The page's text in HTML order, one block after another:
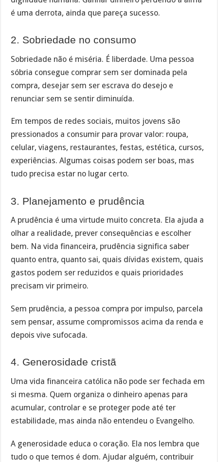
é uma derrota, ainda que pareça sucesso.
2. Sobriedade no consumo
Sobriedade não é miséria. É liberdade. Uma pessoa
sóbria consegue comprar sem ser dominada pela
compra, desejar sem ser escrava do desejo e
renunciar sem se sentir diminuída.
Em tempos de redes sociais, muitos jovens são
pressionados a consumir para provar valor: roupa,
celular, viagens, restaurantes, festas, estética, cursos,
experiências. Algumas coisas podem ser boas, mas
tudo precisa estar no lugar certo.
3. Planejamento e prudência
A prudência é uma virtude muito concreta. Ela ajuda a
olhar a realidade, prever consequências e escolher
bem. Na vida financeira, prudência significa saber
quanto entra, quanto sai, quais dívidas existem, quais
gastos podem ser reduzidos e quais prioridades
precisam vir primeiro.
Sem prudência, a pessoa compra por impulso, parcela
sem pensar, assume compromissos acima da renda e
depois vive sufocada.
4. Generosidade cristã
Uma vida financeira católica não pode ser fechada em
si mesma. Quem organiza o dinheiro apenas para
acumular, controlar e se proteger pode até ter
estabilidade, mas ainda não entendeu o Evangelho.
A generosidade educa o coração. Ela nos lembra que
tudo o que temos é dom. Ajudar alguém, contribuir